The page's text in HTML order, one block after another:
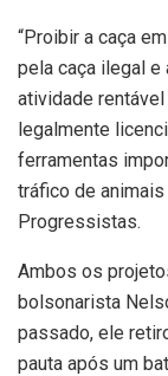
“Proibir a caça
pela caça ilegal
atividade
legalmente
ferramentas
tráfico de
Progressistas.
Ambos os
bolsonarista
passado, ele
pauta após um